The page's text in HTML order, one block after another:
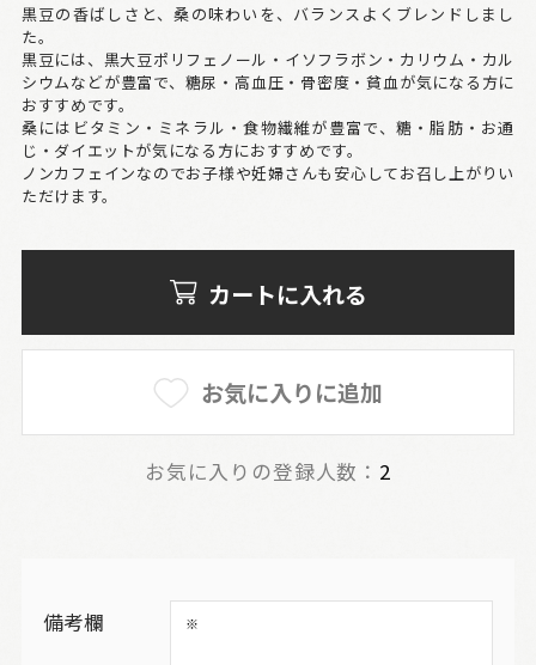
黒豆の香ばしさと、桑の味わいを、バランスよくブレンドしまし
た。
黒豆には、黒大豆ポリフェノール・イソフラボン・カリウム・カル
シウムなどが豊富で、糖尿・高血圧・骨密度・貧血が気になる方に
おすすめです。
桑にはビタミン・ミネラル・食物繊維が豊富で、糖・脂肪・お通
じ・ダイエットが気になる方におすすめです。
ノンカフェインなのでお子様や妊婦さんも安心してお召し上がりい
ただけます。
カートに入れる
お気に入りに追加
お気に入りの登録人数： 2
備考欄